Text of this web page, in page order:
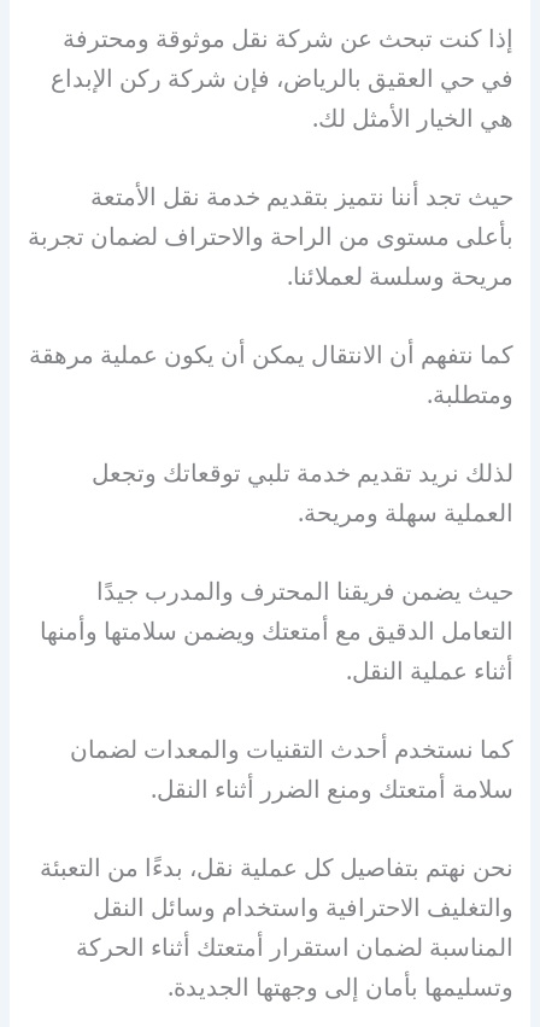
إذا كنت تبحث عن شركة نقل موثوقة ومحترفة
في حي العقيق بالرياض، فإن شركة ركن الإبداع
هي الخيار الأمثل لك.
حيث تجد أننا نتميز بتقديم خدمة نقل الأمتعة
بأعلى مستوى من الراحة والاحتراف لضمان تجربة
مريحة وسلسة لعملائنا.
كما نتفهم أن الانتقال يمكن أن يكون عملية مرهقة
ومتطلبة.
لذلك نريد تقديم خدمة تلبي توقعاتك وتجعل
العملية سهلة ومريحة.
حيث يضمن فريقنا المحترف والمدرب جيدًا
التعامل الدقيق مع أمتعتك ويضمن سلامتها وأمنها
أثناء عملية النقل.
كما نستخدم أحدث التقنيات والمعدات لضمان
سلامة أمتعتك ومنع الضرر أثناء النقل.
نحن نهتم بتفاصيل كل عملية نقل، بدءًا من التعبئة
والتغليف الاحترافية واستخدام وسائل النقل
المناسبة لضمان استقرار أمتعتك أثناء الحركة
وتسليمها بأمان إلى وجهتها الجديدة.